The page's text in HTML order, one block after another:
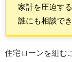
家計を圧迫す
誰にも相談で
住宅ローンを組む